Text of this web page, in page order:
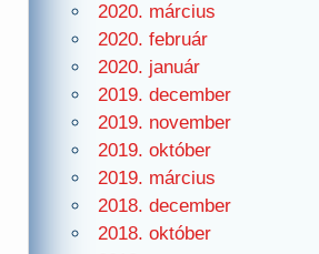
2020. március
2020. február
2020. január
2019. december
2019. november
2019. október
2019. március
2018. december
2018. október